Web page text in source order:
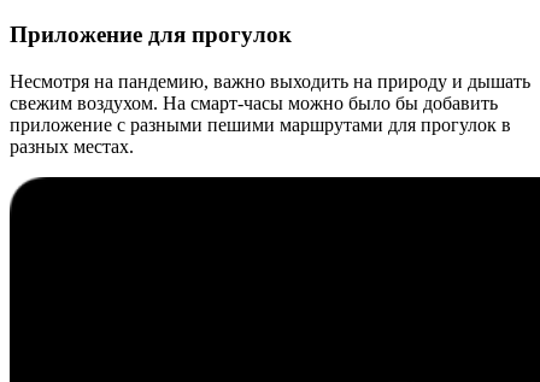
Приложение для прогулок
Несмотря на пандемию, важно выходить на природу и дышать
свежим воздухом. На смарт-часы можно было бы добавить
приложение с разными пешими маршрутами для прогулок в
разных местах.